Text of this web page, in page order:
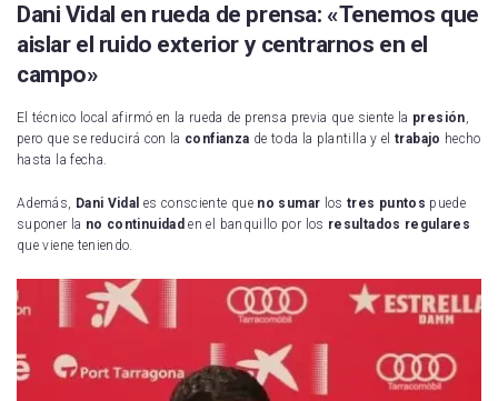
Dani Vidal en rueda de prensa: «Tenemos que
aislar el ruido exterior y centrarnos en el
campo»
El técnico local afirmó en la rueda de prensa previa que siente la presión,
pero que se reducirá con la confianza de toda la plantilla y eltrabajo hecho
hasta la fecha.
Además, Dani Vidal es consciente que no sumar lostres puntos puede
suponer la no continuidad en el banquillo por los resultados regulares
que viene teniendo.